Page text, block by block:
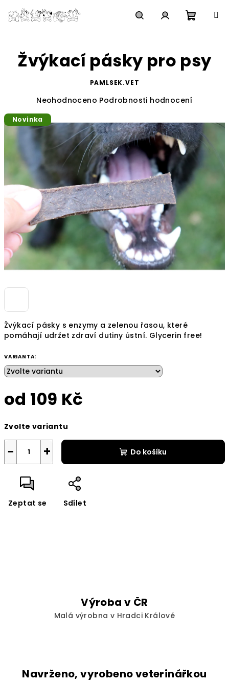
na
obsah
košík
Žvýkací pásky s enzymy a zelenou řasou, které
pomáhají udržet zdraví dutiny ústní. Glycerin free!
VARIANTA:
od 109 Kč
cena:
Zvolte variantu
+
− Do košíku
Zeptat se Sdílet
Žvýkací pásky pro psy
PAMLSEK.VET
Průměrné
produktu
je
0,0
z
5
hvězdiček.
Neohodnoceno Podrobnosti hodnocení
Novinka
Výroba v ČR
Malá výrobna v Hradci Králové
Navrženo, vyrobeno veterinářkou